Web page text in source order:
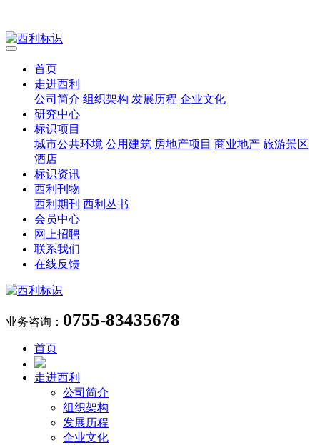
首页
走进西利
公司简介 组织架构 发展历程 企业文化
研究中心
标识项目
城市公共环境 公用建筑 房地产项目 商业地产 旅游景区
酒店
标识资讯
西利刊物
西利期刊 西利丛书
会员中心
网上招聘
联系我们
在线反馈
业务咨询： 0755-83435678
首页
走进西利
公司简介
组织架构
发展历程
企业文化